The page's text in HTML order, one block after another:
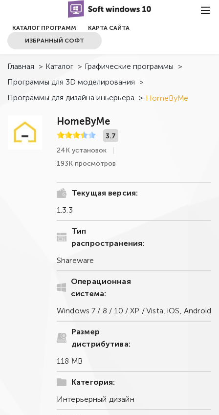
КАТАЛОГ ПРОГРАММ
КАРТА САЙТА
ИЗБРАННЫЙ СОФТ
Главная > Каталог > Графические программы >
Программы для 3D моделирования >
Программы для дизайна иньерьера > HomeByMe
HomeByMe
3.7
24К установок
193К просмотров
Текущая версия:
1.3.3
Тип
распространения:
Shareware
Операционная
система:
Windows 7 / 8 / 10 / XP / Vista, iOS, Android
Размер
дистрибутива:
118 MB
Категория:
Интерьерный дизайн